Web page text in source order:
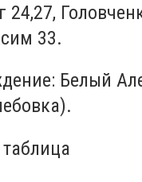
24,27,
33.
Белый